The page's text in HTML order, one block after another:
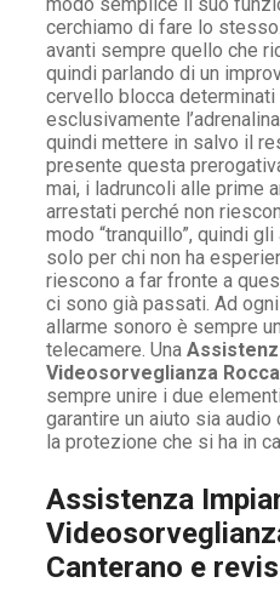
cerchiamo di fare lo
avanti sempre quello che
quindi parlando di un
cervello blocca
esclusivamente
quindi mettere in salvo il
presente questa
mai, i ladruncoli alle prime
arrestati perché non
modo “tranquillo”, quindi
solo per chi non ha
riescono a far fronte a
ci sono già passati. Ad
allarme sonoro è sempre
telecamere. Una
Videosorveglianza
sempre unire i due
garantire un aiuto sia
la protezione che si ha in
Assistenza
Canterano e